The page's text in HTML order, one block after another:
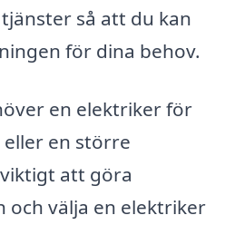
så att du kan
för dina behov.
en elektriker för
en större
att göra
och välja en elektriker